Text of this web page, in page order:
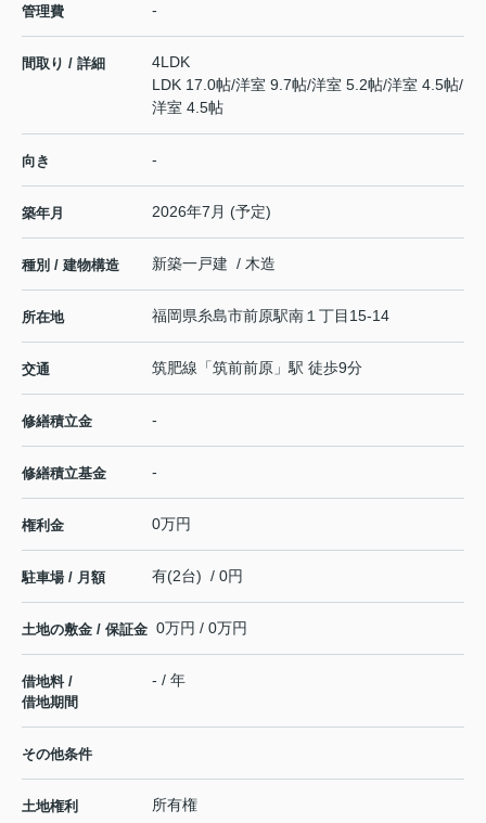
管理費 -
間取り / 詳細
4LDK
LDK 17.0帖/洋室 9.7帖/洋室 5.2帖/洋室 4.5帖/
洋室 4.5帖
向き -
築年月 2026年7月 (予定)
種別 / 建物構造 新築一戸建 / 木造
所在地 福岡県糸島市前原駅南 １丁目15-14
交通 筑肥線 「筑前前原 」駅 徒歩9分
修繕積立金 -
修繕積立基金 -
権利金 0万円
駐車場 / 月額 有(2台) / 0円
土地の敷金 / 保証金 0万円 / 0万円
借地料 /
借地期間
- / 年
その他条件
土地権利 所有権